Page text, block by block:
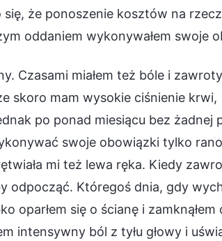
się, że ponoszenie kosztów na
oddaniem wykonywałem swoje
Czasami miałem też bóle i
skoro mam wysokie ciśnienie krwi,
po ponad miesiącu bez żadnej
swoje obowiązki tylko
mi też lewa ręka. Kiedy
odpocząć. Któregoś dnia, gdy
oparłem się o ścianę i zamknąłem
intensywny ból z tyłu głowy i